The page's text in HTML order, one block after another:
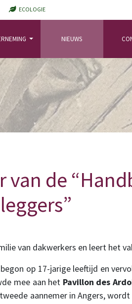
ECOLOGIE
NIEUWS
van de
van dakwerkers en leert het
op 17-jarige leeftijd en
mee aan het Pavillon des
aannemer in Angers,